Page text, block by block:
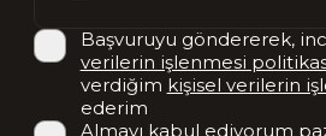
Başvuruyu göndererek,
verilerin işlenmesi
verdiğim kişisel verilerin
ederim
Almayı kabul ediyorum